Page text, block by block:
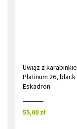
Uwiąz z
Platinum 26, black
Eskadron
55,00 zł